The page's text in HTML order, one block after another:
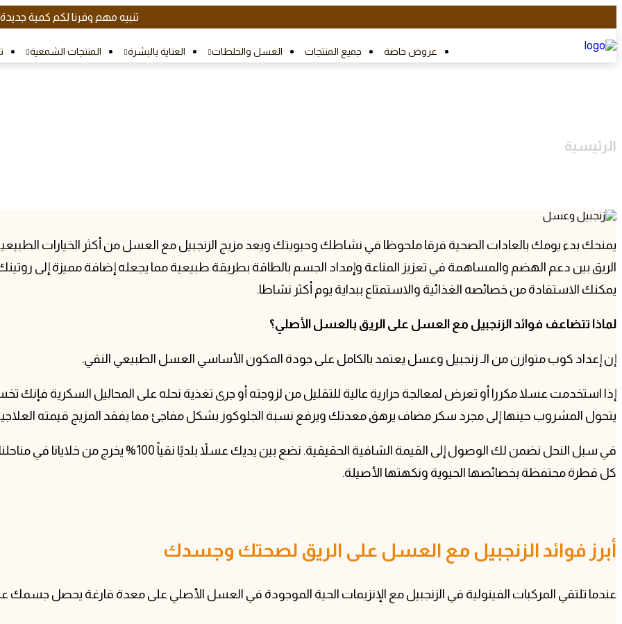
تنبيه مهم وفرنا لكم كمية
عروض خاصة جميع المنتجات العسل والخلطات العناية بالبشرة المنتجات الشمعية
الرئيسية
يمنحك بدء يومك بالعادات الصحية فرقا ملحوظا في نشاطك وحيويتك ويعد مزيج الزنجبيل مع العسل من أكثر الخيارات
الريق بين دعم الهضم والمساهمة في تعزيز المناعة وإمداد الجسم بالطاقة بطريقة طبيعية مما يجعله إضافة مميزة إلى
يمكنك الاستفادة من خصائصه الغذائية والاستمتاع ببداية يوم أكثر نشاطا.
لماذا تتضاعف فوائد الزنجبيل مع العسل على الريق بالعسل الأصلي؟
إن إعداد كوب متوازن من الـ زنجبيل وعسل يعتمد بالكامل على جودة المكون الأساسي العسل الطبيعي النقي.
إذا استخدمت عسلا مكررا أو تعرض لمعالجة حرارية عالية للتقليل من لزوجته أو جرى تغذية نحله على المحاليل السكرية فإنك
يتحول المشروب حينها إلى مجرد سكر مضاف يرهق معدتك ويرفع نسبة الجلوكوز بشكل مفاجئ مما يفقد المزيج قيمته
في سبل النحل نضمن لك الوصول إلى القيمة الشافية
كل قطرة محتفظة بخصائصها الحيوية ونكهتها الأصيلة.
أبرز فوائد الزنجبيل مع العسل على الريق لصحتك وجسدك
عندما تلتقي المركبات الفينولية في الزنجبيل مع الإنزيمات الحية الموجودة في العسل الأصلي على معدة فارغة يحصل جسمك